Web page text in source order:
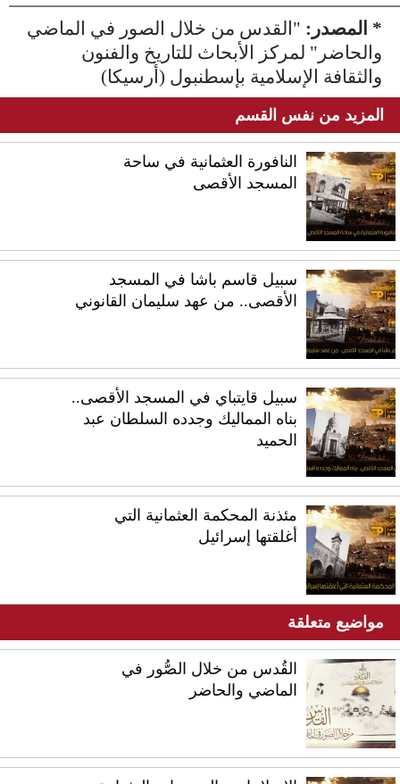
* المصدر: "القدس من خلال الصور في الماضي
والحاضر" لمركز الأبحاث للتاريخ والفنون
والثقافة الإسلامية بإسطنبول (أرسيكا)
المزيد من نفس القسم
النافورة العثمانية في ساحة
المسجد الأقصى
سبيل قاسم باشا في المسجد
الأقصى.. من عهد سليمان القانوني
سبيل قايتباي في المسجد الأقصى..
بناه المماليك وجدده السلطان عبد
الحميد
مئذنة المحكمة العثمانية التي
أغلقتها إسرائيل
مواضيع متعلقة
القُدس من خلال الصُّور في
الماضي والحاضر